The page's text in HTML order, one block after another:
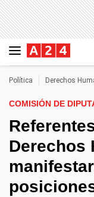
Política Derechos
COMISIÓN DE
Derechos